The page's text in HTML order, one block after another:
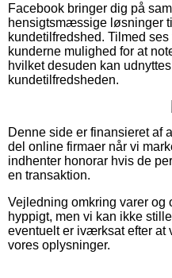
Facebook bringer dig på
hensigtsmæssige løsninger
kundetilfredshed. Tilmed
kunderne mulighed for at
hvilket desuden kan
kundetilfredsheden.
Denne side er finansieret af
del online firmaer når vi
indhenter honorar hvis de
en transaktion.
Vejledning omkring varer og
hyppigt, men vi kan ikke
eventuelt er iværksat efter at
vores oplysninger.